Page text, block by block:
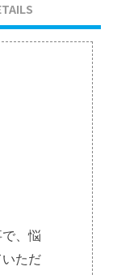
、悩
ただ